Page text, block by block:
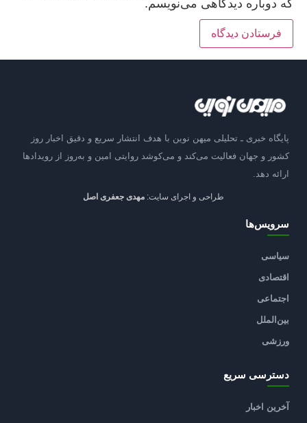
که دوباره دیدگاهی می‌نویسم.
پایگاه خبری ـ تحلیلی میهن نوین با هدف انتشار سریع و دقیق اخبار روز
کشور و جهان فعالیت می‌کند و می‌کوشد روایتی امین و به‌روز از رویدادها
ارائه دهد.
طراحی و اجرای سایت: مهدی جعفری اصل
سرویس‌ها
سیاسی
اقتصادی
اجتماعی
بین‌الملل
ورزشی
دسترسی سریع
آخرین اخبار